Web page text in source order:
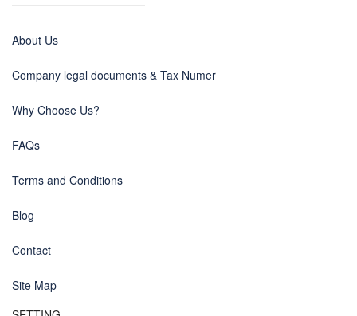
About Us
Company legal documents & Tax Numer
Why Choose Us?
FAQs
Terms and Conditions
Blog
Contact
Site Map